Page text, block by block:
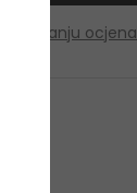
dobivanju ocjena